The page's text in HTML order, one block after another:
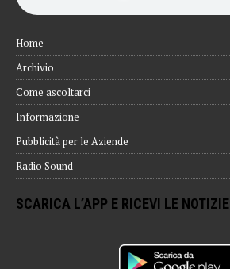
Home
Archivio
Come ascoltarci
Informazione
Pubblicità per le Aziende
Radio Sound
SCARICA L’APP E RICEVI LE NOTIZIE